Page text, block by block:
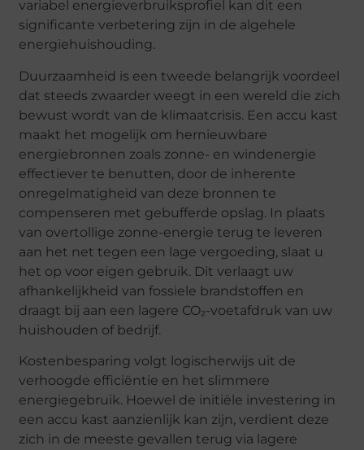
variabel energieverbruiksprofiel kan dit een
significante verbetering zijn in de algehele
energiehuishouding.
Duurzaamheid is een tweede belangrijk voordeel
dat steeds zwaarder weegt in een wereld die zich
bewust wordt van de klimaatcrisis. Een accu kast
maakt het mogelijk om hernieuwbare
energiebronnen zoals zonne- en windenergie
effectiever te benutten, door de inherente
onregelmatigheid van deze bronnen te
compenseren met gebufferde opslag. In plaats
van overtollige zonne-energie terug te leveren
aan het net tegen een lage vergoeding, slaat u
het op voor eigen gebruik. Dit verlaagt uw
afhankelijkheid van fossiele brandstoffen en
draagt bij aan een lagere CO₂-voetafdruk van uw
huishouden of bedrijf.
Kostenbesparing volgt logischerwijs uit de
verhoogde efficiëntie en het slimmere
energiegebruik. Hoewel de initiële investering in
een accu kast aanzienlijk kan zijn, verdient deze
zich in de meeste gevallen terug via lagere